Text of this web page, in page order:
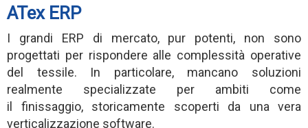
ATex ERP
I grandi ERP di mercato, pur potenti, non sono
progettati per rispondere alle complessità operative
del tessile. In particolare, mancano soluzioni
realmente specializzate per ambiti come
il finissaggio, storicamente scoperti da una vera
verticalizzazione software.